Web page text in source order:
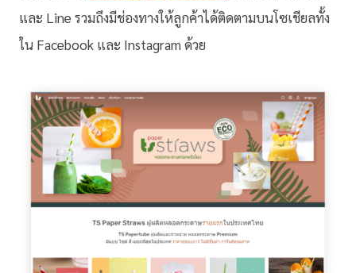
และ Line รวมถึงมีช่องทางให้ลูกค้าได้ติดตามบนโซเชียลทั้ง
ใน Facebook และ Instagram ด้วย